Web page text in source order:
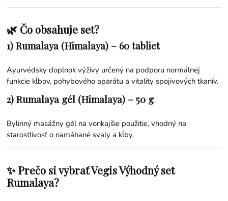
🌿 Čo obsahuje set?
1) Rumalaya (Himalaya) – 60 tabliet
Ayurvédsky doplnok výživy určený na podporu normálnej
funkcie kĺbov, pohybového aparátu a vitality spojivových tkanív.
2) Rumalaya gél (Himalaya) – 50 g
Bylinný masážny gél na vonkajšie použitie, vhodný na
starostlivosť o namáhané svaly a kĺby.
✨ Prečo si vybrať Vegis Výhodný set
Rumalaya?